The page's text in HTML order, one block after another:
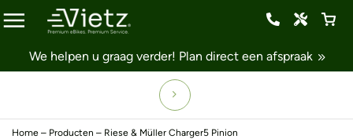
We helpen u graag verder! Plan direct een afspraak
Home – Producten – Riese & Müller Charger5 Pinion